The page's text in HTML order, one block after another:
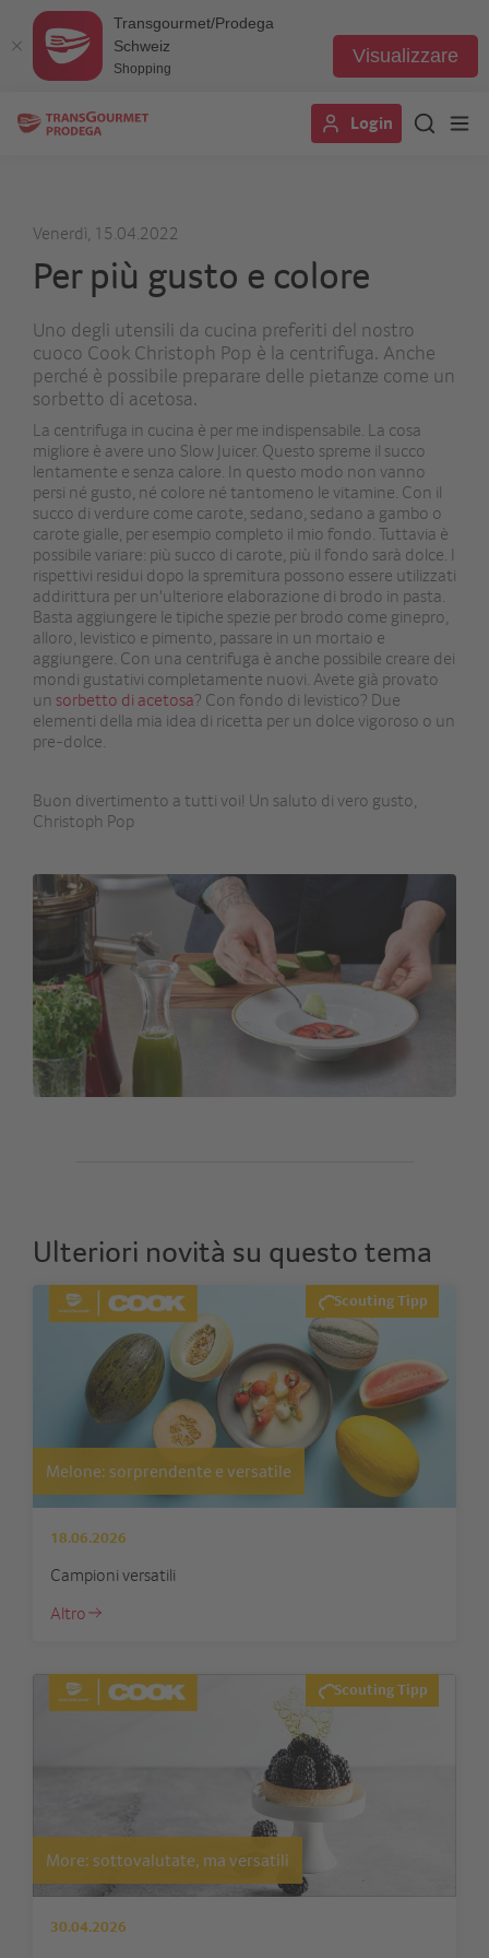
Transgourmet/Prodega
Schweiz
Shopping
Visualizzare
Login
Venerdì, 15.04.2022
Per più gusto e colore
Uno degli utensili da cucina preferiti del nostro
cuoco Cook Christoph Pop è la centrifuga. Anche
perché è possibile preparare delle pietanze come un
sorbetto di acetosa.
La centrifuga in cucina è per me indispensabile. La cosa
migliore è avere uno Slow Juicer. Questo spreme il succo
lentamente e senza calore. In questo modo non vanno
persi né gusto, né colore né tantomeno le vitamine. Con il
succo di verdure come carote, sedano, sedano a gambo o
carote gialle, per esempio completo il mio fondo. Tuttavia è
possibile variare: più succo di carote, più il fondo sarà dolce. I
rispettivi residui dopo la spremitura possono essere utilizzati
addirittura per un'ulteriore elaborazione di brodo in pasta.
Basta aggiungere le tipiche spezie per brodo come ginepro,
alloro, levistico e pimento, passare in un mortaio e
aggiungere. Con una centrifuga è anche possibile creare dei
mondi gustativi completamente nuovi. Avete già provato
un sorbetto di acetosa? Con fondo di levistico? Due
elementi della mia idea di ricetta per un dolce vigoroso o un
pre-dolce.
Buon divertimento a tutti voi! Un saluto di vero gusto,
Christoph Pop
Ulteriori novità su questo tema
Scouting Tipp
Melone: sorprendente e versatile
18.06.2026
Campioni versatili
Altro
Scouting Tipp
More: sottovalutate, ma versatili
30.04.2026